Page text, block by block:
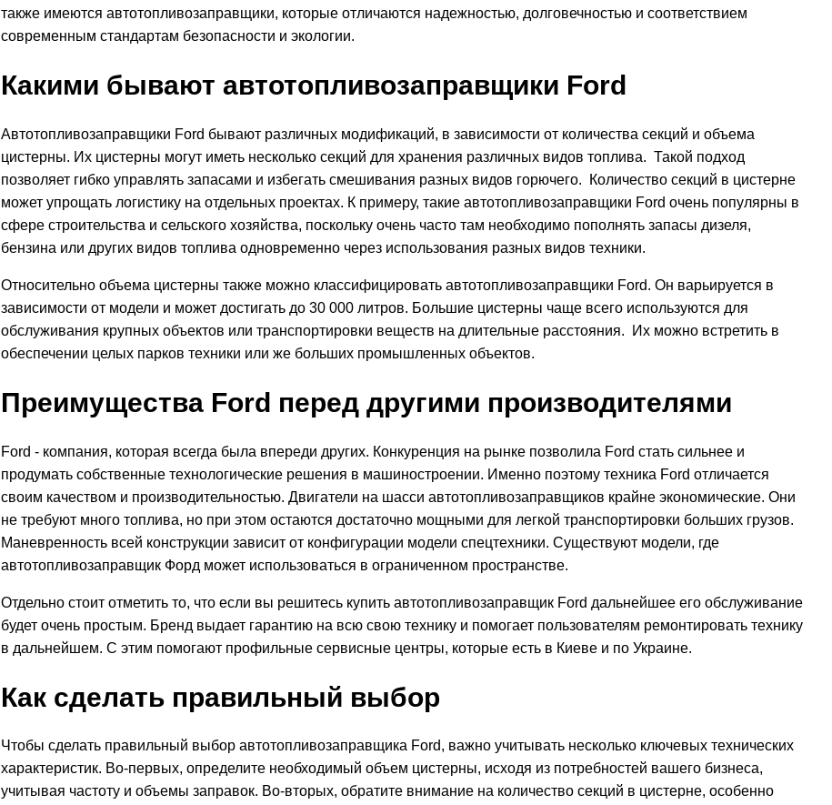
также имеются автотопливозаправщики, которые отличаются надежностью, долговечностью и соответствием
современным стандартам безопасности и экологии.
Какими бывают автотопливозаправщики Ford
Автотопливозаправщики Ford бывают различных модификаций, в зависимости от количества секций и объема
цистерны. Их цистерны могут иметь несколько секций для хранения различных видов топлива. Такой подход
позволяет гибко управлять запасами и избегать смешивания разных видов горючего. Количество секций в цистерне
может упрощать логистику на отдельных проектах. К примеру, такие автотопливозаправщики Ford очень популярны в
сфере строительства и сельского хозяйства, поскольку очень часто там необходимо пополнять запасы дизеля,
бензина или других видов топлива одновременно через использования разных видов техники.
Относительно объема цистерны также можно классифицировать автотопливозаправщики Ford. Он варьируется в
зависимости от модели и может достигать до 30 000 литров. Большие цистерны чаще всего используются для
обслуживания крупных объектов или транспортировки веществ на длительные расстояния. Их можно встретить в
обеспечении целых парков техники или же больших промышленных объектов.
Преимущества Ford перед другими производителями
Ford - компания, которая всегда была впереди других. Конкуренция на рынке позволила Ford стать сильнее и
продумать собственные технологические решения в машиностроении. Именно поэтому техника Ford отличается
своим качеством и производительностью. Двигатели на шасси автотопливозаправщиков крайне экономические. Они
не требуют много топлива, но при этом остаются достаточно мощными для легкой транспортировки больших грузов.
Маневренность всей конструкции зависит от конфигурации модели спецтехники. Существуют модели, где
автотопливозаправщик Форд может использоваться в ограниченном пространстве.
Отдельно стоит отметить то, что если вы решитесь купить автотопливозаправщик Ford дальнейшее его обслуживание
будет очень простым. Бренд выдает гарантию на всю свою технику и помогает пользователям ремонтировать технику
в дальнейшем. С этим помогают профильные сервисные центры, которые есть в Киеве и по Украине.
Как сделать правильный выбор
Чтобы сделать правильный выбор автотопливозаправщика Ford, важно учитывать несколько ключевых технических
характеристик. Во-первых, определите необходимый объем цистерны, исходя из потребностей вашего бизнеса,
учитывая частоту и объемы заправок. Во-вторых, обратите внимание на количество секций в цистерне, особенно